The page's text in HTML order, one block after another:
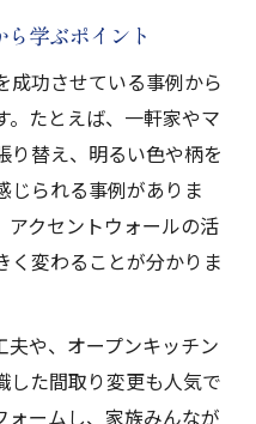
しゃれ壁紙デザイン
壁紙カラーと質感とは
のおしゃれアイデア
リフォームするアイ
変えるリビングの印
ビングのデザイン集
れにリフォームする
学ぶポイント
成功させている事例から
。たとえば、一軒家やマ
り替え、明るい色や柄を
じられる事例がありま
アクセントウォールの活
く変わることが分かりま
夫や、オープンキッチン
した間取り変更も人気で
ォームし、家族みんなが